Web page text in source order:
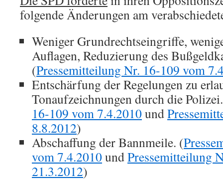
folgende Änderungen am
Weniger Grundrechtseingriffe,
Auflagen, Reduzierung des
(Pressemitteilung Nr. 16-109 vom
Entschärfung der Regelungen zu
Tonaufzeichnungen durch die
16-109 vom 7.4.2010und
8.8.2012)
Abschaffung der Bannmeile. (
vom 7.4.2010undPressemitteilung
21.3.2012)